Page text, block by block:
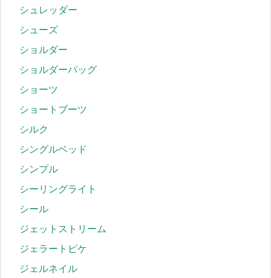
シュレッダー
シューズ
ショルダー
ショルダーバッグ
ショーツ
ショートブーツ
シルク
シングルベッド
シンプル
シーリングライト
シール
ジェットストリーム
ジェラートピケ
ジェルネイル